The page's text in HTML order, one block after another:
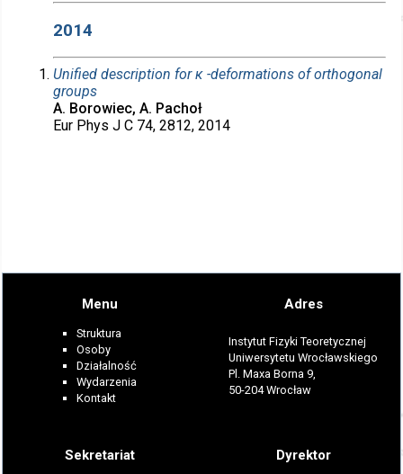
2014
Unified description for κ -deformations of orthogonal
groups
A. Borowiec, A. Pachoł
Eur Phys J C 74, 2812, 2014
Menu
Struktura
Osoby
Działalność
Wydarzenia
Kontakt
Adres
Instytut Fizyki Teoretycznej
Uniwersytetu Wrocławskiego
Pl. Maxa Borna 9,
50-204 Wrocław
Sekretariat Dyrektor